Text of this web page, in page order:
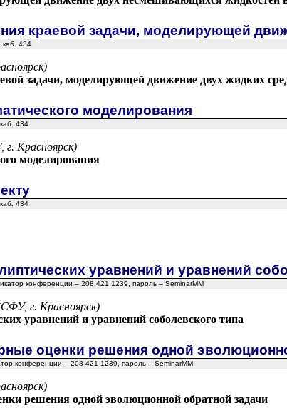
краевой задачи, моделирующей
434
задачи, моделирующей движение двух жидких
моделирования
434
г. Красноярск)
моделирования
434
уравнений и уравнений
конференции – 208 421 1239, пароль – SeminarMM
г. Красноярск)
уравнений и уравнений соболевского типа
оценки решения одной
конференции – 208 421 1239, пароль – SeminarMM
решения одной эволюционной обратной задачи